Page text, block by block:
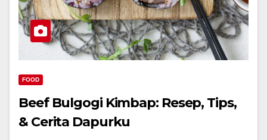
FOOD
Beef Bulgogi Kimbap: Resep, Tips,
& Cerita Dapurku